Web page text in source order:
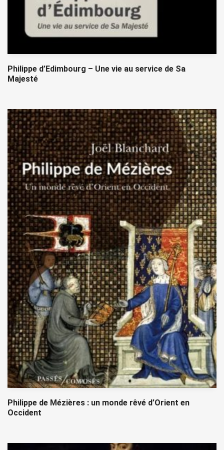
Philippe d’Edimbourg – Une vie au service de Sa
Majesté
Philippe de Mézières : un monde rêvé d’Orient en
Occident